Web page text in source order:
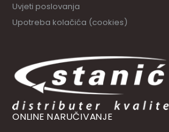
Uvjeti poslovanja
Upotreba kolačića (cookies)
ONLINE NARUČIVANJE